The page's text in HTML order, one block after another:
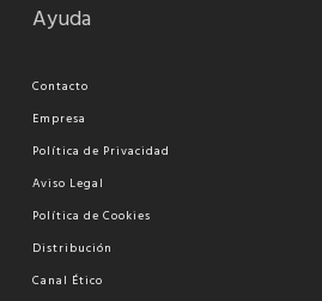
Ayuda
Contacto
Empresa
Política de Privacidad
Aviso Legal
Política de Cookies
Distribución
Canal Ético